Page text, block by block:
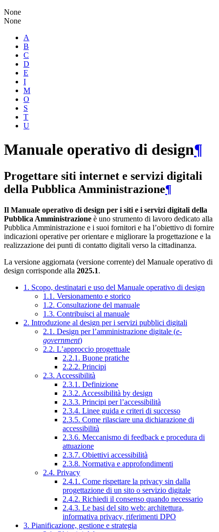
None
None
A
B
C
D
E
I
M
O
S
T
U
Manuale operativo di design¶
Progettare siti internet e servizi digitali
della Pubblica Amministrazione¶
Il Manuale operativo di design per i siti e i servizi digitali della
Pubblica Amministrazione è uno strumento di lavoro dedicato alla
Pubblica Amministrazione e i suoi fornitori e ha l’obiettivo di fornire
indicazioni operative per orientare e migliorare la progettazione e la
realizzazione dei punti di contatto digitali verso la cittadinanza.
La versione aggiornata (versione corrente) del Manuale operativo di
design corrisponde alla 2025.1.
1. Scopo, destinatari e uso del Manuale operativo di design
1.1. Versionamento e storico
1.2. Consultazione del manuale
1.3. Contribuisci al manuale
2. Introduzione al design per i servizi pubblici digitali
2.1. Design per l’amministrazione digitale (e-
government)
2.2. L’approccio progettuale
2.2.1. Buone pratiche
2.2.2. Principi
2.3. Accessibilità
2.3.1. Definizione
2.3.2. Accessibilità by design
2.3.3. Principi per l’accessibilità
2.3.4. Linee guida e criteri di successo
2.3.5. Come rilasciare una dichiarazione di
accessibilità
2.3.6. Meccanismo di feedback e procedura di
attuazione
2.3.7. Obiettivi accessibilità
2.3.8. Normativa e approfondimenti
2.4. Privacy
2.4.1. Come rispettare la privacy sin dalla
progettazione di un sito o servizio digitale
2.4.2. Richiedi il consenso quando necessario
2.4.3. Le basi del sito web: architettura,
informativa privacy, riferimenti DPO
3. Pianificazione, gestione e strategia